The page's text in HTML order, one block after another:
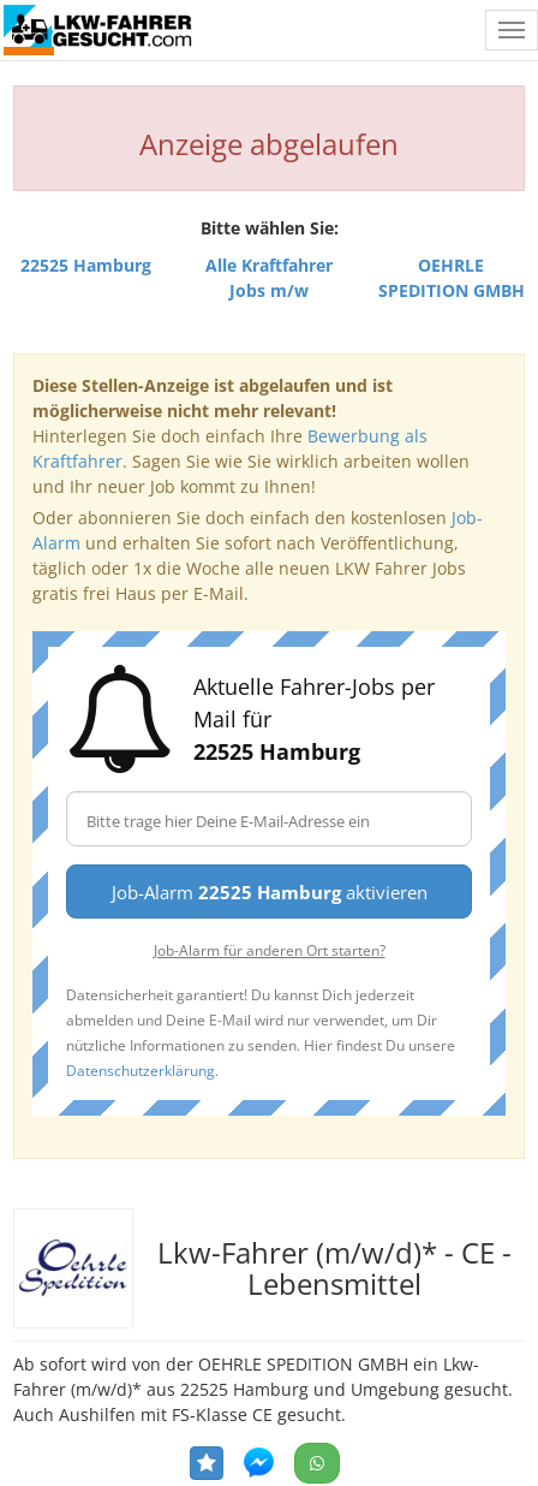
Anzeige abgelaufen
Bitte wählen Sie:
22525 Hamburg
Alle Kraftfahrer
Jobs m/w
OEHRLE
SPEDITION GMBH
Diese Stellen-Anzeige ist abgelaufen und ist
möglicherweise nicht mehr relevant!
Hinterlegen Sie doch einfach Ihre Bewerbung als
Kraftfahrer. Sagen Sie wie Sie wirklich arbeiten wollen
und Ihr neuer Job kommt zu Ihnen!
Oder abonnieren Sie doch einfach den kostenlosen Job-
Alarm und erhalten Sie sofort nach Veröffentlichung,
täglich oder 1x die Woche alle neuen LKW Fahrer Jobs
gratis frei Haus per E-Mail.
Aktuelle Fahrer-Jobs per
Mail für
22525 Hamburg
Job-Alarm 22525 Hamburgaktivieren
Job-Alarm für anderen Ort starten?
Datensicherheit garantiert! Du kannst Dich jederzeit
abmelden und Deine E-Mail wird nur verwendet, um Dir
nützliche Informationen zu senden. Hier findest Du unsere
Datenschutzerklärung.
Lkw-Fahrer (m/w/d)* - CE -
Lebensmittel
Ab sofort wird von der OEHRLE SPEDITION GMBH ein Lkw-
Fahrer (m/w/d)* aus 22525 Hamburg und Umgebung gesucht.
Auch Aushilfen mit FS-Klasse CE gesucht.